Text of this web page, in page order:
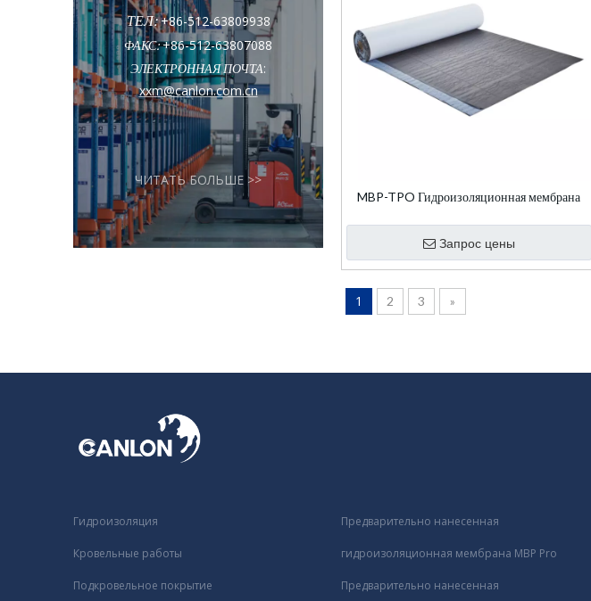
ТЕЛ: +86-512-63809938
ФАКС:+86-512-63807088
ЭЛЕКТРОННАЯ ПОЧТА:
xxm@canlon.com.cn
ЧИТАТЬ БОЛЬШЕ >>
MBP-TPO Гидроизоляционная мембрана
Запрос цены
1 2 3 »
Гидроизоляция
Кровельные работы
Подкровельное покрытие
Предварительно нанесенная
гидроизоляционная мембрана MBP Pro
Предварительно нанесенная